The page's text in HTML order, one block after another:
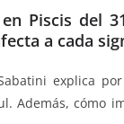
Piscis del
a cada
explica
Además, cómo